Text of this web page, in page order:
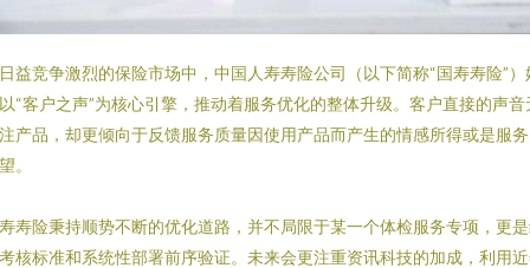
益竞争激烈的保险市场中，中国人寿寿险公司（以下简称“国寿寿险”）
“客户之声”为核心引擎，推动着服务优化的整体升级。客户直接的声音
产品，却更倾向于反馈服务质量因使用产品而产生的情感所得或是服
。
寿险秉持顺势不断的优化道路，并不局限于某一个体检服务专项，更
核标准和系统性部署前序验证。未来会更注重资讯科技的加成，利用